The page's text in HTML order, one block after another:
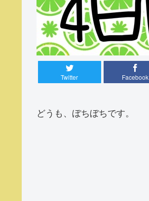
Twitter Facebook
どうも、ぼちぼちです。